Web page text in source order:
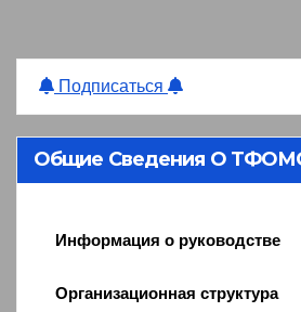
Подписаться
Общие Сведения О
Информация о руководстве
Организационная структура